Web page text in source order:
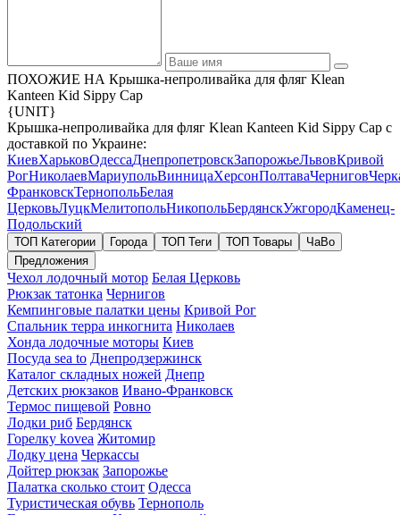
ПОХОЖИЕ НА Крышка-непроливайка для фляг Klean
Kanteen Kid Sippy Cap
{UNIT}
Крышка-непроливайка для фляг Klean Kanteen Kid Sippy Cap с
доставкой по Украине:
КиевХарьковОдессаДнепропетровскЗапорожьеЛьвовКривой
РогНиколаевМариупольВинницаХерсонПолтаваЧернигов
ФранковскТернопольБелая
ЦерковьЛуцкМелитопольНикопольБердянскУжгородКаменец-
Подольский
ТОП Категории Города ТОП Теги ТОП Товары
ЧаВо
Предложения
Чехол лодочный мотор Белая Церковь
Рюкзак татонка Чернигов
Кемпинговые палатки цены Кривой Рог
Спальник терра инкогнита Николаев
Хонда лодочные моторы Киев
Посуда sea to Днепродзержинск
Каталог складных ножей Днепр
Детских рюкзаков Ивано-Франковск
Термос пищевой Ровно
Лодки риб Бердянск
Горелку kovea Житомир
Лодку цена Черкассы
Дойтер рюкзак Запорожье
Палатка сколько стоит Одесса
Туристическая обувь Тернополь